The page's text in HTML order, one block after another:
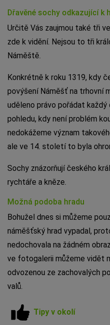
Dřavěné sochy odkazující k
Určitě Vás zaujmou také tři
zde k vidění. Nejsou to tři
Náměště.
Konkrétně k roku 1319, kdy
povýšení Náměšť na trhovní
uděleno právo pořádat
pohledu, kdy není problém
nedokážeme význam
ale ve 14. století to byla
Sochy znázorňují českého
rychtáře a kněze.
Možná podoba hradu
Bohužel dnes si můžeme
náměšťský hrad vypadal,
nedochovala na žádném
ve fotogalerii můžeme vidět
odvozenou ze zachovalých
valů.
Tipy v okolí